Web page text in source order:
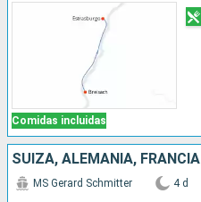
Comidas incluidas
SUIZA, ALEMANIA, FRANCIA
MS Gerard Schmitter 4 d